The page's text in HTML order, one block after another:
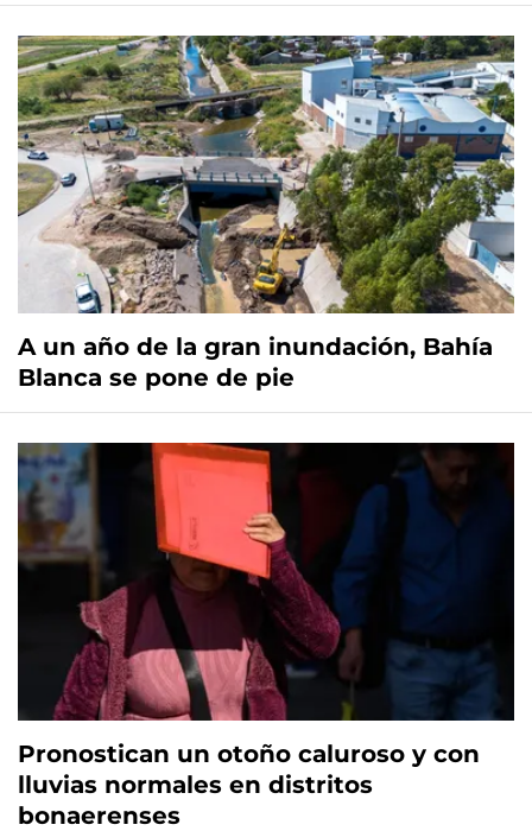
A un año de la gran inundación, Bahía
Blanca se pone de pie
Pronostican un otoño caluroso y con
lluvias normales en distritos
bonaerenses